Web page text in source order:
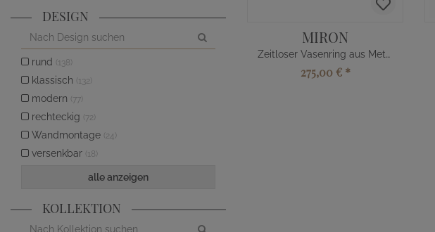
MIRON
Zeitloser Vasenring aus Metall
275,00 € *
DESIGN
rund (138)
klassisch (132)
modern (77)
rechteckig (72)
Wandmontage (24)
versenkbar (18)
alle anzeigen
KOLLEKTION